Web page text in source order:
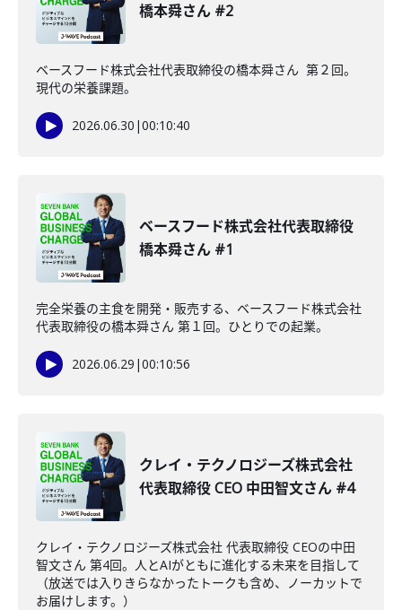
橋本舜さん #2
ベースフード株式会社代表取締役の橋本舜さん 第２回。
現代の栄養課題。
2026.06.30 |00:10:40
ベースフード株式会社代表取締役
橋本舜さん #1
完全栄養の主食を開発・販売する、ベースフード株式会社
代表取締役の橋本舜さん 第１回。ひとりでの起業。
2026.06.29 |00:10:56
クレイ・テクノロジーズ株式会社
代表取締役 CEO 中田智文さん #4
クレイ・テクノロジーズ株式会社 代表取締役 CEOの中田
智文さん 第4回。人とAIがともに進化する未来を目指して
（放送では入りきらなかったトークも含め、ノーカットで
お届けします。）